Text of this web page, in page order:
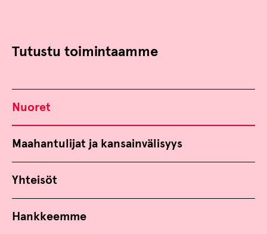
Tutustu toimintaamme
Nuoret
Maahantulijat ja kansainvälisyys
Yhteisöt
Hankkeemme